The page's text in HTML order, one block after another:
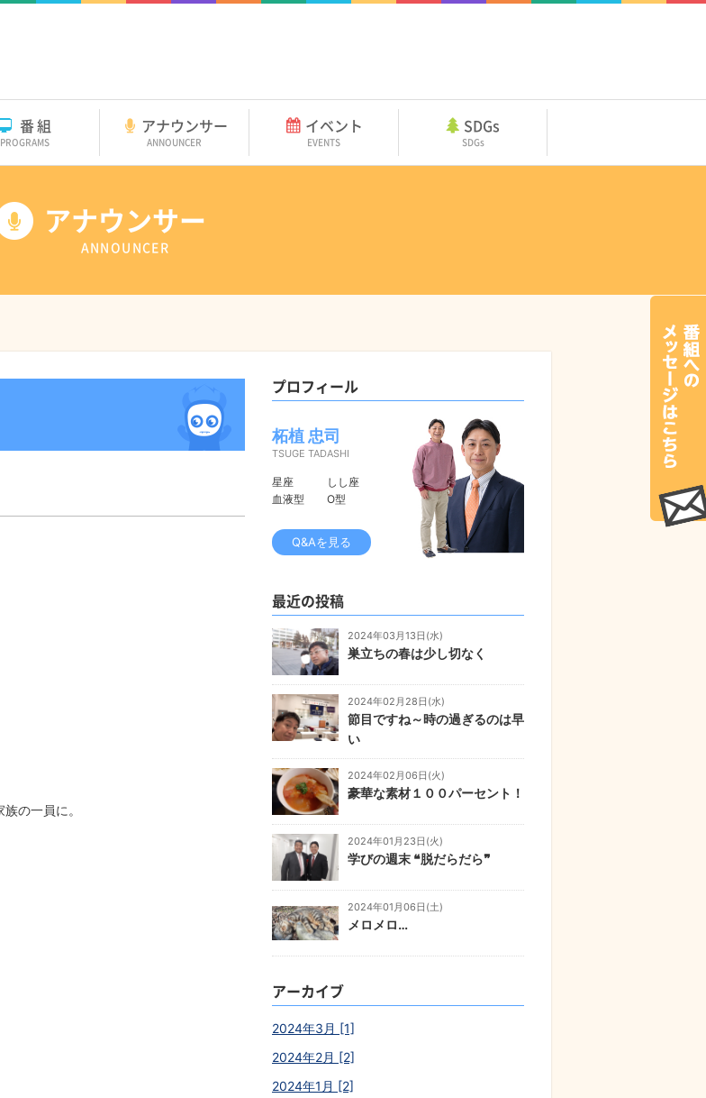
番組
PROGRAMS
アナウンサー
ANNOUNCER
イベント
EVENTS
SDGs
SDGs
アナウンサー
ANNOUNCER
の一員に。
プロフィール
柘植 忠司
TSUGE TADASHI
星座
しし座
血液型
O型
Q&Aを見る
最近の投稿
2024年03月13日(水)
巣立ちの春は少し切なく
2024年02月28日(水)
節目ですね～時の過ぎるのは早
い
2024年02月06日(火)
豪華な素材１００パーセント！
2024年01月23日(火)
学びの週末 ❝脱だらだら❞
2024年01月06日(土)
メロメロ…
アーカイブ
2024年3月 [1]
2024年2月 [2]
2024年1月 [2]